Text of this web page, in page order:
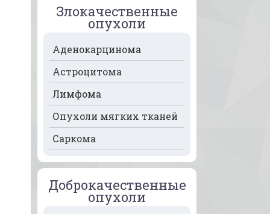
Рак крови
Рак лимфоузлов
Рак молочной железы
Рак мочевого пузыря
Рак носа
Рак пищевода
Рак поджелудочной
Злокачественные
опухоли
Аденокарцинома
Астроцитома
Лимфома
Опухоли мягких тканей
Саркома
Доброкачественные
опухоли